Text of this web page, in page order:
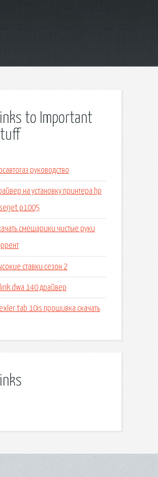
to Important
руководство
на установку принтера hp
p1005
смешарики чистые руки
ставки сезон 2
link dwa 140 драйвер
tab 10is прошивка скачать